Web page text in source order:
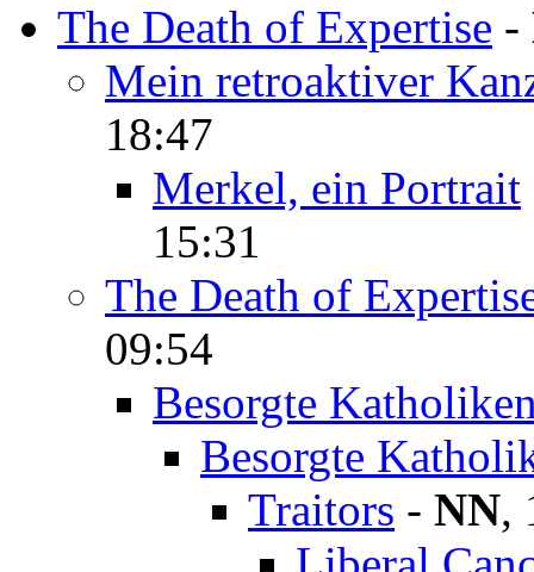
The Death of Expertise -
Mein retroaktiver
18:47
Merkel, ein Portrait
15:31
The Death of
09:54
Besorgte
Besorgte
Traitors - NN,